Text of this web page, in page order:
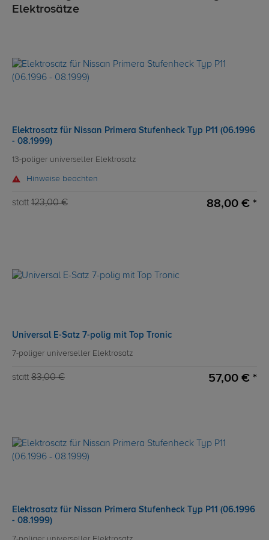
Elektrosätze
Elektrosatz für Nissan Primera Stufenheck Typ P11 (06.1996
- 08.1999)
13-poliger universeller Elektrosatz
Hinweise beachten
statt 123,00 € 88,00 € *
Universal E-Satz 7-polig mit Top Tronic
7-poliger universeller Elektrosatz
statt 83,00 € 57,00 € *
Elektrosatz für Nissan Primera Stufenheck Typ P11 (06.1996
- 08.1999)